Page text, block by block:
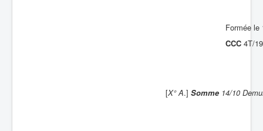
Formée
CCC 4T/
[X° A.] Somme14/10